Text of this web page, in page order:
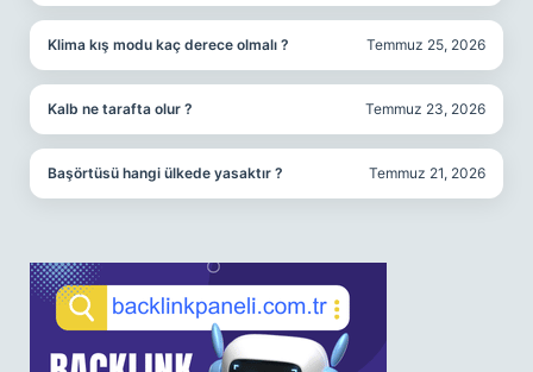
Klima kış modu kaç derece olmalı ? Temmuz 25, 2026
Kalb ne tarafta olur ? Temmuz 23, 2026
Başörtüsü hangi ülkede yasaktır ? Temmuz 21, 2026